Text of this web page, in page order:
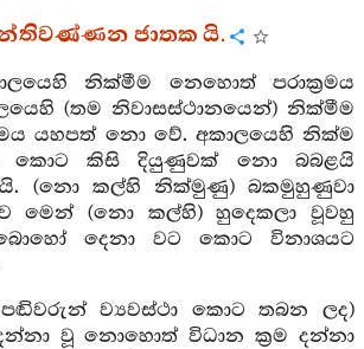
ජාතක යි.
නික්මීම නෙහොත් පරාක්‍රමය
(තම නිවාසස්ථානයෙන්) නික්මීම
යහපත් නො වේ. අකාලයෙහි නික්ම
කොට කිසි දියුණුවක් නො බබළයි
(නො කල්හි නික්මුණු) බකමුහුණුවා
මෙන් (නො කල්හි) හුදෙකලා වූවහු
දෙනා වට කොට විනාශයට
පඬිවරුන් ව්‍යවස්ථා කොට තබන ලද)
වූ නොහොත් විධාන ක්‍රම දන්නා